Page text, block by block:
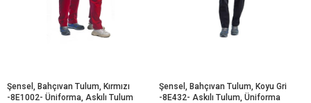
Şensel, Bahçıvan Tulum, Kırmızı
-8E1002- Üniforma, Askılı Tulum
Şensel, Bahçıvan Tulum, Koyu Gri
-8E432- Askılı Tulum, Üniforma